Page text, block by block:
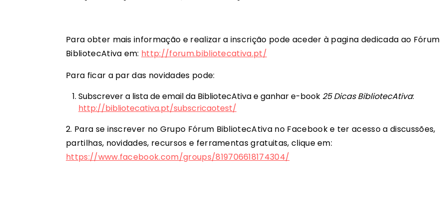
Para obter mais informação e realizar a inscrição pode aceder à pagina dedicada ao Fórum
BibliotecAtiva em: http://forum.bibliotecativa.pt/
Para ficar a par das novidades pode:
Subscrever a lista de email da BibliotecAtiva e ganhar e-book 25 Dicas BibliotecAtiva:
http://bibliotecativa.pt/subscricaotest/
2. Para se inscrever no Grupo Fórum BibliotecAtiva no Facebook e ter acesso a discussões,
partilhas, novidades, recursos e ferramentas gratuitas, clique em:
https://www.facebook.com/groups/819706618174304/